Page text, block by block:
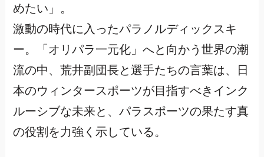
めたい」。
激動の時代に入ったパラノルディックスキ
ー。「オリパラ一元化」へと向かう世界の潮
流の中、荒井副団長と選手たちの言葉は、日
本のウィンタースポーツが目指すべきインク
ルーシブな未来と、パラスポーツの果たす真
の役割を力強く示している。